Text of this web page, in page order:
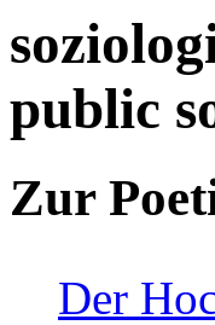
public
Zur
Der